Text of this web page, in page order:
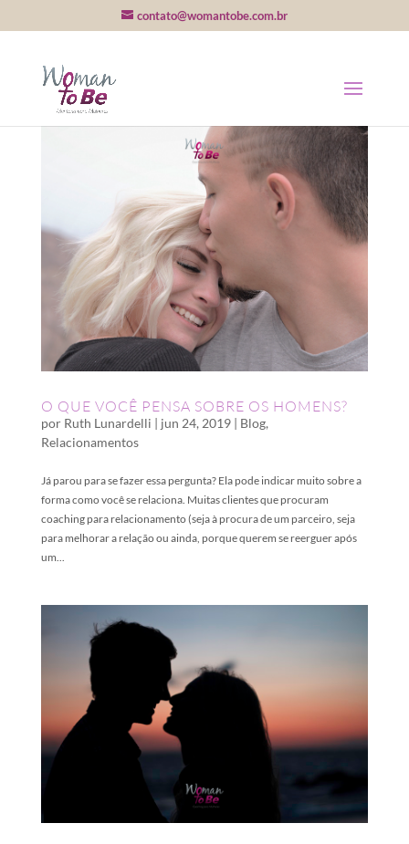
contato@womantobe.com.br
O QUE VOCÊ PENSA SOBRE OS HOMENS?
por Ruth Lunardelli | jun 24, 2019| Blog,
Relacionamentos
Já parou para se fazer essa pergunta? Ela pode indicar muito sobre a
forma como você se relaciona. Muitas clientes que procuram
coaching para relacionamento (seja à procura de um parceiro, seja
para melhorar a relação ou ainda, porque querem se reerguer após
um...